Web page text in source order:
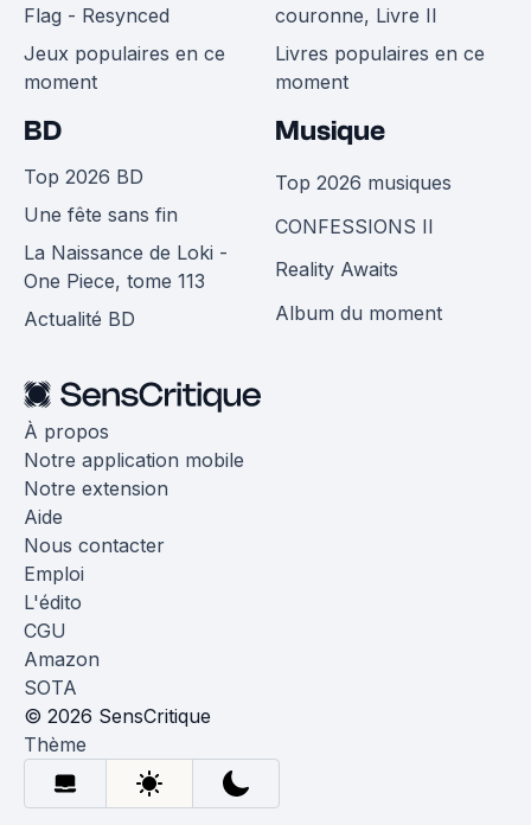
Flag - Resynced
Jeux populaires en ce
moment
couronne, Livre II
Livres populaires en ce
moment
BD
Top 2026 BD
Une fête sans fin
La Naissance de Loki -
One Piece, tome 113
Actualité BD
Musique
Top 2026 musiques
CONFESSIONS II
Reality Awaits
Album du moment
À propos
Notre application mobile
Notre extension
Aide
Nous contacter
Emploi
L'édito
CGU
Amazon
SOTA
© 2026 SensCritique
Thème